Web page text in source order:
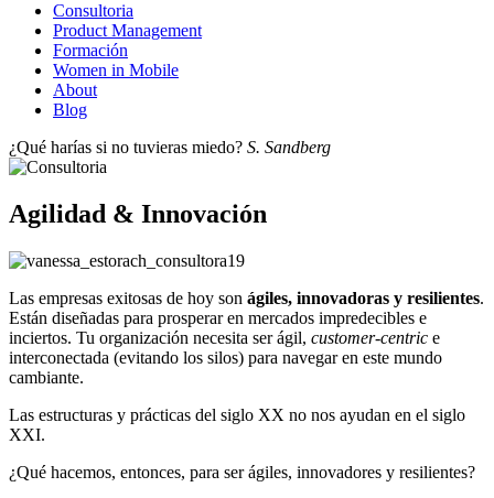
Consultoria
Product Management
Formación
Women in Mobile
About
Blog
¿Qué harías si no tuvieras miedo? S. Sandberg
Agilidad & Innovación
Las empresas exitosas de hoy son ágiles, innovadoras y resilientes.
Están diseñadas para prosperar en mercados impredecibles e
inciertos. Tu organización necesita ser ágil, customer-centric e
interconectada (evitando los silos) para navegar en este mundo
cambiante.
Las estructuras y prácticas del siglo XX no nos ayudan en el siglo
XXI.
¿Qué hacemos, entonces, para ser ágiles, innovadores y resilientes?